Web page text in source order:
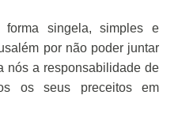
singela, simples e
por não poder juntar
nós a responsabilidade de
os seus preceitos em